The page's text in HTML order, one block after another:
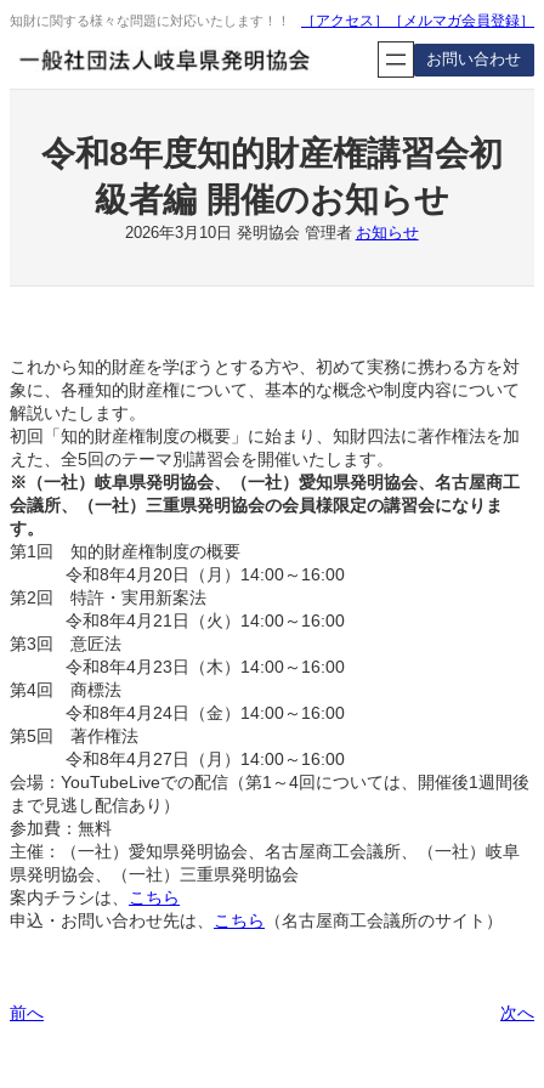
内
を
ス
知財に関する様々な問題に対応いたします！！ ［アクセス］ ［ メルマガ会員登録］
お問い合わせ
令和8年度知的財産権講習会初
級者編 開催のお知らせ
2026年3月10日 発明協会 管理者 お知らせ
これから知的財産を学ぼうとする方や、初めて実務に携わる方を対
象に、各種知的財産権について、基本的な概念や制度内容について
解説いたします。
初回「知的財産権制度の概要」に始まり、知財四法に著作権法を加
えた、全5回のテーマ別講習会を開催いたします。
※（一社）岐阜県発明協会、（一社）愛知県発明協会、名古屋商工
会議所、（一社）三重県発明協会の会員様限定の講習会になりま
す。
第1回 知的財産権制度の概要
令和8年4月20日（月）14:00～16:00
第2回 特許・実用新案法
令和8年4月21日（火）14:00～16:00
第3回 意匠法
令和8年4月23日（木）14:00～16:00
第4回 商標法
令和8年4月24日（金）14:00～16:00
第5回 著作権法
令和8年4月27日（月）14:00～16:00
会場：YouTubeLiveでの配信（第1～4回については、開催後1週間後
まで見逃し配信あり）
参加費：無料
主催：（一社）愛知県発明協会、名古屋商工会議所、（一社）岐阜
県発明協会、（一社）三重県発明協会
案内チラシは、
こちら
申込・お問い合わせ先は、
こちら （名古屋商工会議所のサイト）
前へ 次へ